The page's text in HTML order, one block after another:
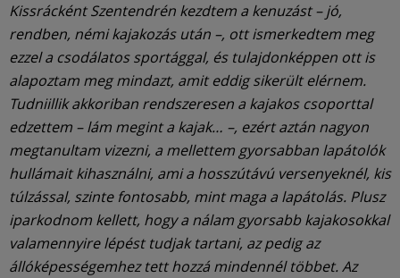
Kissrácként Szentendrén kezdtem a kenuzást – jó,
rendben, némi kajakozás után –, ott ismerkedtem meg
ezzel a csodálatos sportággal, és tulajdonképpen ott is
alapoztam meg mindazt, amit eddig sikerült elérnem.
Tudniillik akkoriban rendszeresen a kajakos csoporttal
edzettem – lám megint a kajak… –, ezért aztán nagyon
megtanultam vizezni, a mellettem gyorsabban lapátolók
hullámait kihasználni, ami a hosszútávú versenyeknél, kis
túlzással, szinte fontosabb, mint maga a lapátolás. Plusz
iparkodnom kellett, hogy a nálam gyorsabb kajakosokkal
valamennyire lépést tudjak tartani, az pedig az
állóképességemhez tett hozzá mindennél többet. Az